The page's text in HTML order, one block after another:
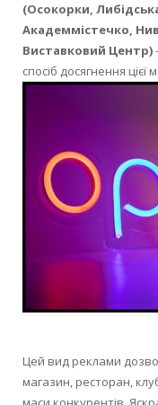
(Осокорки,
Академмістечко,
Виставковий Центр)
спосіб досягнення цієї
Цей вид реклами
магазин, ресторан,